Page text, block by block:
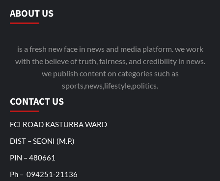
ABOUT US
is a fresh new face in news and media platform. we work
with the believe of truth, fairness, and credibility in news.
we publish content on categories such as
sports,news,lifestyle,politics.
CONTACT US
FCI ROAD KASTURBA WARD
DIST – SEONI (M.P.)
PIN – 480661
Ph – 094251-21136